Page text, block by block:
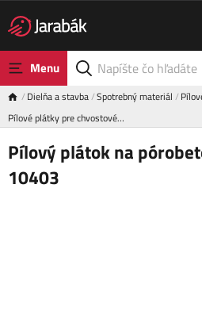
Menu
Dielňa a stavba Spotrebný materiál
Pílové plátky pre chvostové…
Pílový plátok na
10403